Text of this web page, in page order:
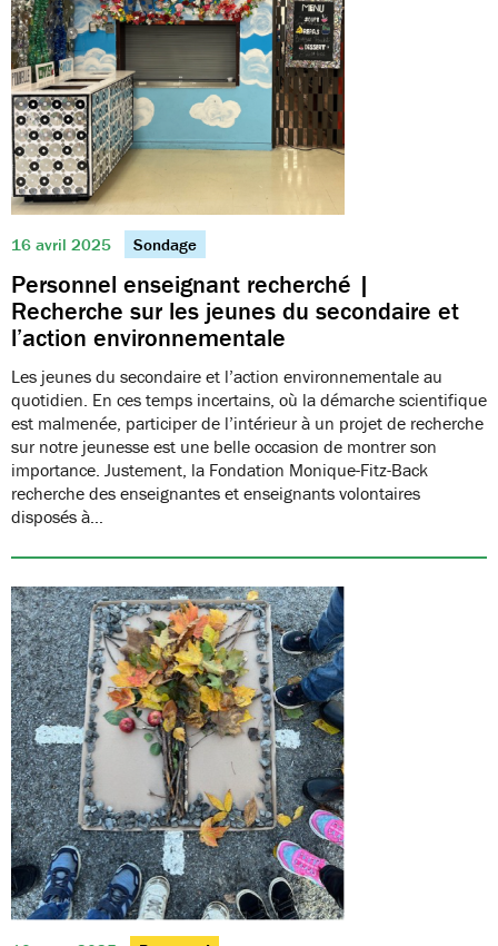
16 avril 2025 Sondage
Personnel enseignant recherché |
Recherche sur les jeunes du secondaire et
l’action environnementale
Les jeunes du secondaire et l’action environnementale au
quotidien. En ces temps incertains, où la démarche scientifique
est malmenée, participer de l’intérieur à un projet de recherche
sur notre jeunesse est une belle occasion de montrer son
importance. Justement, la Fondation Monique-Fitz-Back
recherche des enseignantes et enseignants volontaires
disposés à…